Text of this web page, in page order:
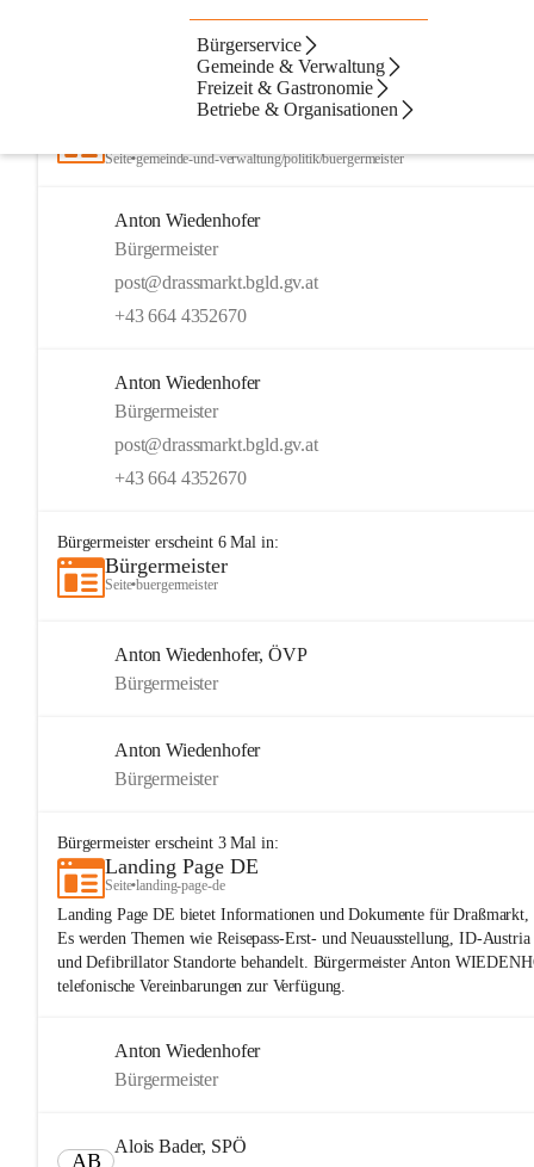
Bürgerservice
Gemeinde & Verwaltung
Freizeit & Gastronomie
Betriebe & Organisationen
Artikel Kontakte
Seite•gemeinde-und-verwaltung/politik/buergermeister
Anton Wiedenhofer
Bürgermeister
post@drassmarkt.bgld.gv.at
+43 664 4352670
Anton Wiedenhofer
Bürgermeister
post@drassmarkt.bgld.gv.at
+43 664 4352670
Bürgermeister erscheint 6Mal in:
Bürgermeister
Seite•buergermeister
Anton Wiedenhofer, ÖVP
Bürgermeister
Anton Wiedenhofer
Bürgermeister
Bürgermeister erscheint 3Mal in:
Landing Page DE
Seite•landing-page-de
Landing Page DE bietet Informationen und Dokumente für
Es werden Themen wie Reisepass-Erst- und Neuausstellung, ID-
und Defibrillator Standorte behandelt. Bürgermeister Anton
telefonische Vereinbarungen zur Verfügung.
Anton Wiedenhofer
Bürgermeister
AB
Alois Bader, SPÖ